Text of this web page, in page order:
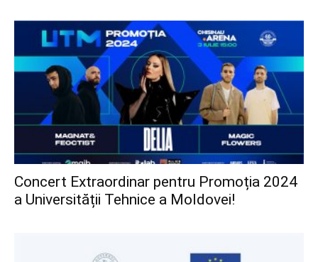
Concert Extraordinar pentru Promoția 2024
a Universității Tehnice a Moldovei!